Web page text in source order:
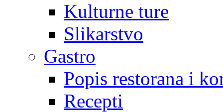
Kulturne ture
Slikarstvo
Gastro
Popis restorana i
Recepti